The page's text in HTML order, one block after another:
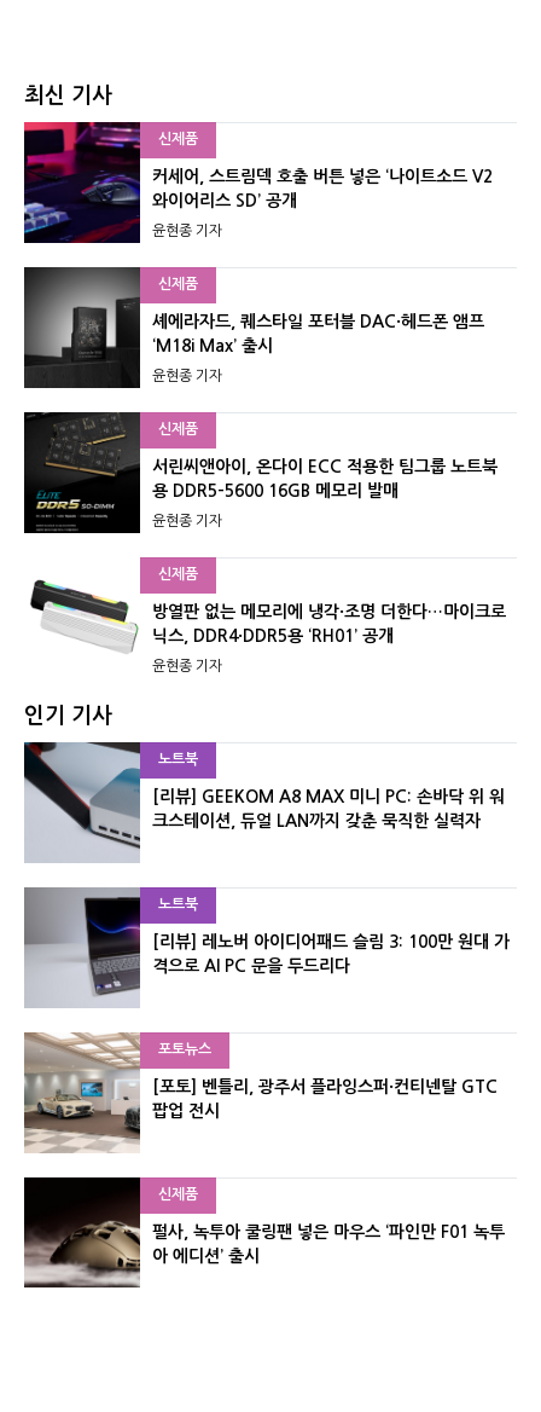
최신 기사
신제품
커세어, 스트림덱 호출 버튼 넣은 ‘나이트소드 V2
와이어리스 SD’ 공개
윤현종 기자
신제품
셰에라자드, 퀘스타일 포터블 DAC·헤드폰 앰프
‘M18i Max’ 출시
윤현종 기자
신제품
서린씨앤아이, 온다이 ECC 적용한 팀그룹 노트북
용 DDR5-5600 16GB 메모리 발매
윤현종 기자
신제품
방열판 없는 메모리에 냉각·조명 더한다…마이크로
닉스, DDR4·DDR5용 ‘RH01’ 공개
윤현종 기자
인기 기사
노트북
[리뷰] GEEKOM A8 MAX 미니 PC: 손바닥 위 워
크스테이션, 듀얼 LAN까지 갖춘 묵직한 실력자
노트북
[리뷰] 레노버 아이디어패드 슬림 3: 100만 원대 가
격으로 AI PC 문을 두드리다
포토뉴스
[포토] 벤틀리, 광주서 플라잉스퍼·컨티넨탈 GTC
팝업 전시
신제품
펄사, 녹투아 쿨링팬 넣은 마우스 ‘파인만 F01 녹투
아 에디션’ 출시